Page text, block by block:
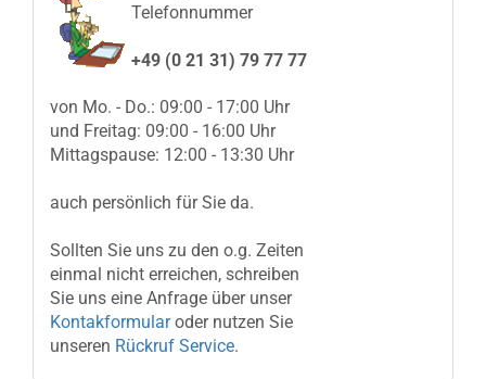
Telefonnummer
+49 (0 21 31) 79 77 77
von Mo. - Do.: 09:00 - 17:00 Uhr
und Freitag: 09:00 - 16:00 Uhr
Mittagspause: 12:00 - 13:30 Uhr
auch persönlich für Sie da.
Sollten Sie uns zu den o.g. Zeiten
einmal nicht erreichen, schreiben
Sie uns eine Anfrage über unser
Kontakformularoder nutzen Sie
unseren Rückruf Service.